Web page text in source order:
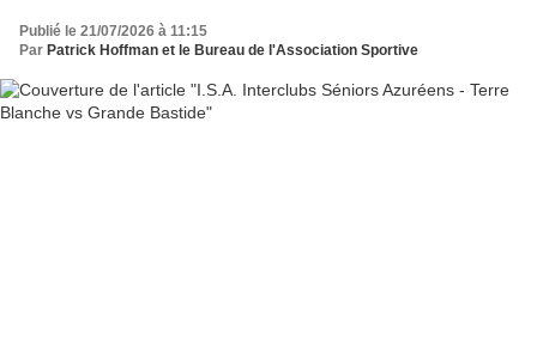
Publié le 21/07/2026 à 11:15
Par Patrick Hoffman et le Bureau de l'Association Sportive